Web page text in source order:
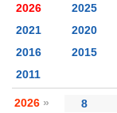
2026 2025
2021
2020
2016
2015
2011
2026 » 8